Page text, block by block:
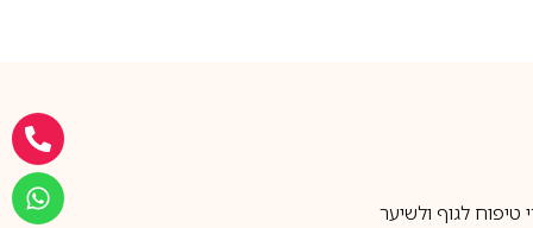
לגוף ולשיער